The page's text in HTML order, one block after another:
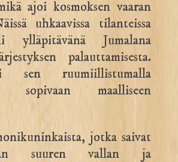
ajoi kosmoksen vaaran
uhkaavissa tilanteissa
ylläpitävänä Jumalana
palauttamisesta.
ruumiillistumalla
sopivaan maalliseen
jotka saivat
suuren vallan ja